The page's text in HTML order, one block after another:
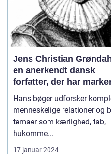
Jens Christian
en anerkendt dansk
forfatter, der har
sig med sine
dybtgående romaner
Hans bøger udforsker
menneskelige relationer og
temaer som kærlighed, tab,
hukomme...
17 januar 2024